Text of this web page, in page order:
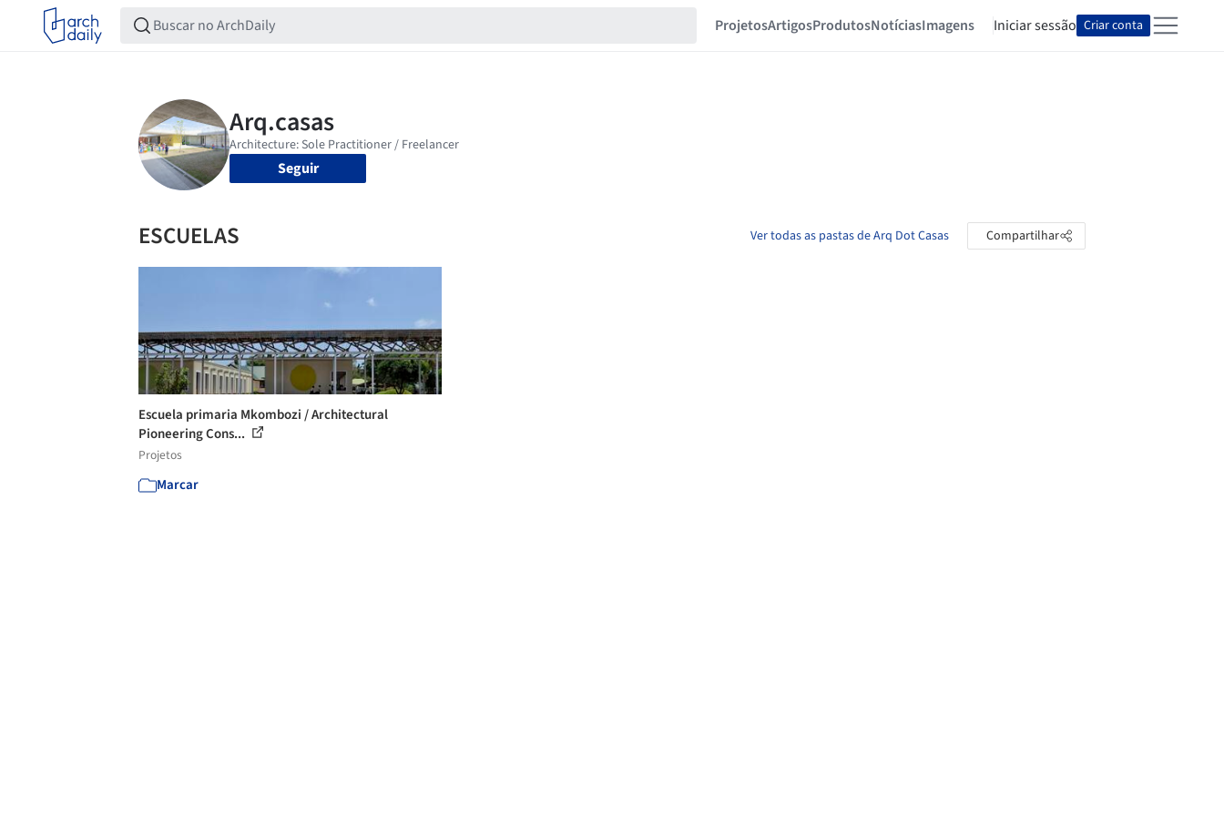
ProjetosArtigosProdutosNotíciasImagens Iniciar sessão Criar conta
Seguir
ESCUELAS Ver todas as pastas de Arq Dot Casas Compartilhar
Escuela primaria Mkombozi / Architectural
Pioneering Cons...
Projetos
Marcar